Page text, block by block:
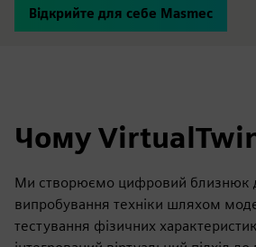
Відкрийте для себе Masmec
Чому
Ми створюємо цифровий близнюк
випробування техніки шляхом
тестування фізичних